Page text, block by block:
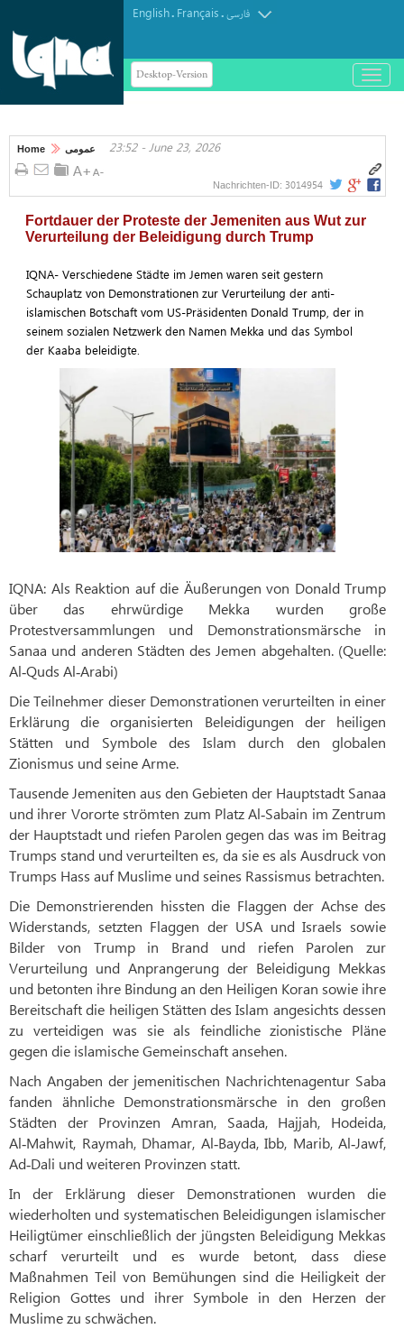
English. Français.فارسی
Desktop-Version
باز
و
کردن
Home عمومی 23:52 - June 23, 2026
Nachrichten-ID: 3014954
Fortdauer der Proteste der Jemeniten aus Wut zur
Verurteilung der Beleidigung durch Trump
IQNA- Verschiedene Städte im Jemen waren seit gestern
Schauplatz von Demonstrationen zur Verurteilung der anti-
islamischen Botschaft vom US-Präsidenten Donald Trump, der in
seinem sozialen Netzwerk den Namen Mekka und das Symbol
der Kaaba beleidigte.
IQNA: Als Reaktion auf die Äußerungen von Donald Trump
über das ehrwürdige Mekka wurden große
Protestversammlungen und Demonstrationsmärsche in
Sanaa und anderen Städten des Jemen abgehalten. (Quelle:
Al‑Quds Al‑Arabi)
Die Teilnehmer dieser Demonstrationen verurteilten in einer
Erklärung die organisierten Beleidigungen der heiligen
Stätten und Symbole des Islam durch den globalen
Zionismus und seine Arme.
Tausende Jemeniten aus den Gebieten der Hauptstadt Sanaa
und ihrer Vororte strömten zum Platz Al‑Sabain im Zentrum
der Hauptstadt und riefen Parolen gegen das was im Beitrag
Trumps stand und verurteilten es, da sie es als Ausdruck von
Trumps Hass auf Muslime und seines Rassismus betrachten.
Die Demonstrierenden hissten die Flaggen der Achse des
Widerstands, setzten Flaggen der USA und Israels sowie
Bilder von Trump in Brand und riefen Parolen zur
Verurteilung und Anprangerung der Beleidigung Mekkas
und betonten ihre Bindung an den Heiligen Koran sowie ihre
Bereitschaft die heiligen Stätten des Islam angesichts dessen
zu verteidigen was sie als feindliche zionistische Pläne
gegen die islamische Gemeinschaft ansehen.
Nach Angaben der jemenitischen Nachrichtenagentur Saba
fanden ähnliche Demonstrationsmärsche in den großen
Städten der Provinzen Amran, Saada, Hajjah, Hodeida,
Al‑Mahwit, Raymah, Dhamar, Al‑Bayda, Ibb, Marib, Al‑Jawf,
Ad‑Dali und weiteren Provinzen statt.
In der Erklärung dieser Demonstrationen wurden die
wiederholten und systematischen Beleidigungen islamischer
Heiligtümer einschließlich der jüngsten Beleidigung Mekkas
scharf verurteilt und es wurde betont, dass diese
Maßnahmen Teil von Bemühungen sind die Heiligkeit der
Religion Gottes und ihrer Symbole in den Herzen der
Muslime zu schwächen.